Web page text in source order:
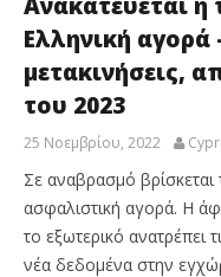
Ελληνική αγορά
μετακινήσεις,
του 2023
25 Νοεμβρίου, 2022
Σε αναβρασμό βρίσκεται
ασφαλιστική αγορά. Η
το εξωτερικό ανατρέπει
νέα δεδομένα στην